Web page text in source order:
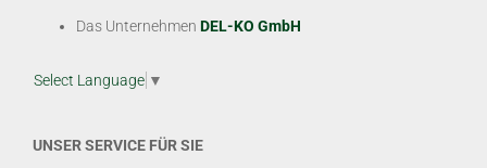
Das Unternehmen DEL-KO GmbH
Select Language ▼
UNSER SERVICE FÜR SIE